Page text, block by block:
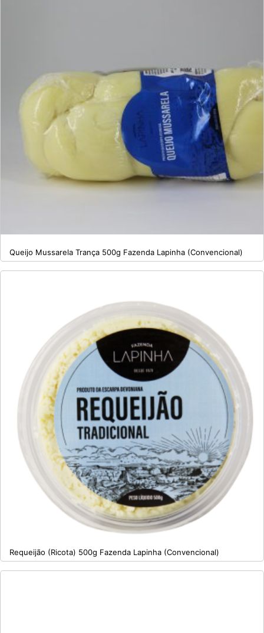
Queijo Mussarela Trança 500g Fazenda Lapinha (Convencional)
Requeijão (Ricota) 500g Fazenda Lapinha (Convencional)